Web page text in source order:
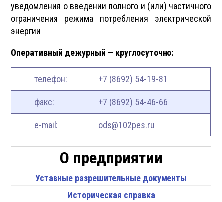
уведомления о введении полного и (или) частичного
ограничения режима потребления электрической
энергии
Оперативный дежурный — круглосуточно:
телефон: +7 (8692) 54-19-81
факс: +7 (8692) 54-46-66
e-mail: ods@102pes.ru
О предприятии
Уставные разрешительные документы
Историческая справка